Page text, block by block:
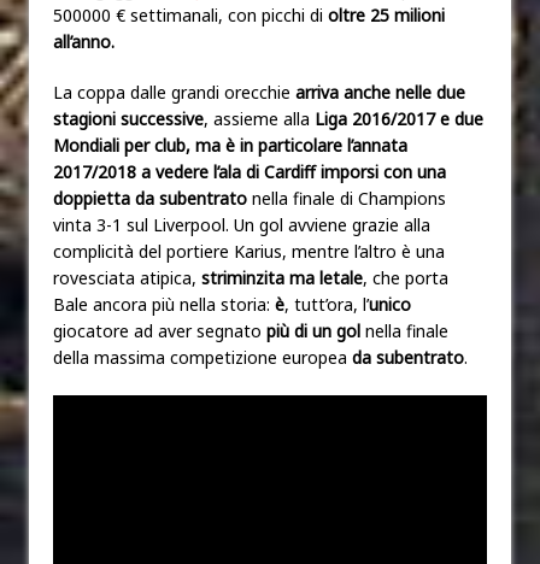
500000 € settimanali, con picchi di oltre 25 milioni
all’anno.
La coppa dalle grandi orecchie arriva anche nelle due
stagioni successive, assieme alla Liga 2016/2017 e due
Mondiali per club, ma è in particolare l’annata
2017/2018 a vedere l’ala di Cardiff imporsi con una
doppietta da subentrato nella finale di Champions
vinta 3-1 sul Liverpool. Un gol avviene grazie alla
complicità del portiere Karius, mentre l’altro è una
rovesciata atipica, striminzita ma letale, che porta
Bale ancora più nella storia: è, tutt’ora, l’unico
giocatore ad aver segnato più di un gol nella finale
della massima competizione europea da subentrato.